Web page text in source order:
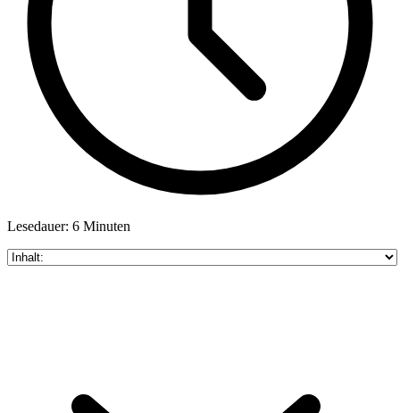
Lesedauer: 6 Minuten